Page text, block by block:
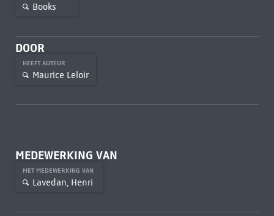
Books
DOOR
HEEFT AUTEUR
Maurice Leloir
MEDEWERKING VAN
MET MEDEWERKING VAN
Lavedan, Henri